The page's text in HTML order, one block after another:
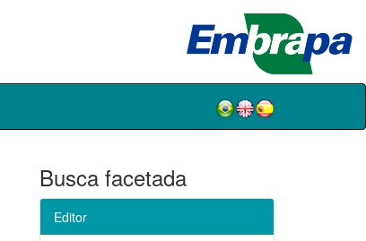
Busca facetada
Editor